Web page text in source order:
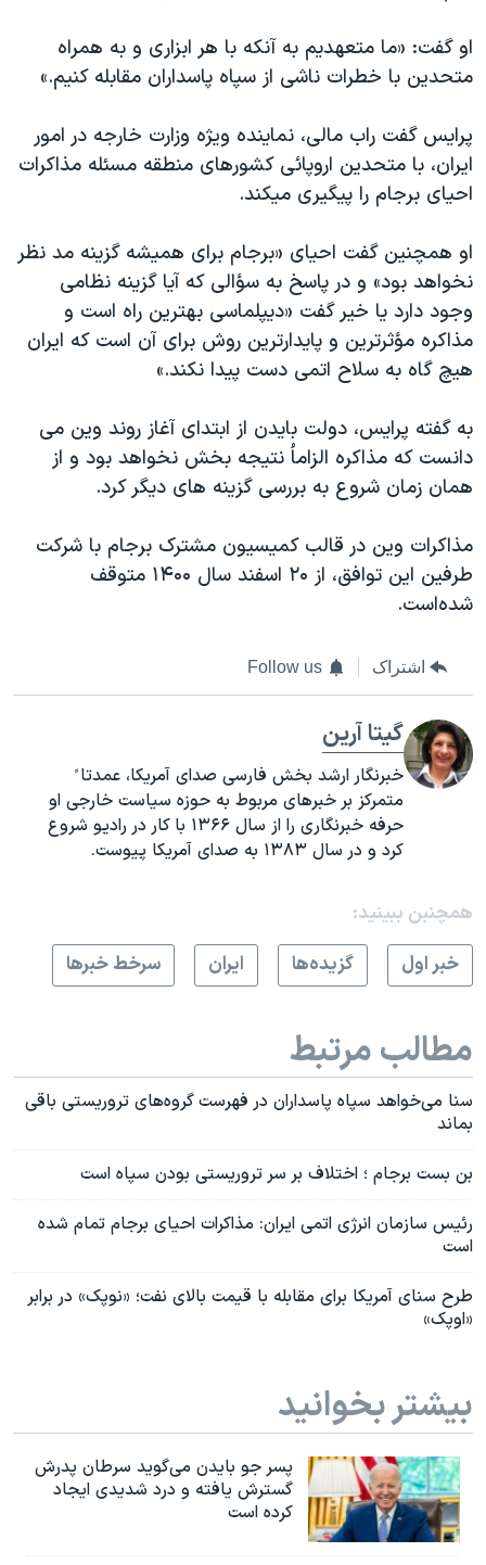
او گفت: «ما متعهدیم به آنکه با هر ابزاری و به همراه
متحدین با خطرات ناشی از سپاه پاسداران مقابله کنیم.»
پرایس گفت راب مالی، نماینده ویژه وزارت خارجه در امور
ایران، با متحدین اروپائی کشورهای منطقه مسئله مذاکرات
احیای برجام را پیگیری میکند.
او همچنین گفت احیای «برجام برای همیشه گزینه مد نظر
نخواهد بود» و در پاسخ به سؤالی که آیا گزینه نظامی
وجود دارد یا خیر گفت «دیپلماسی بهترین راه است و
مذاکره مؤثرترین و پایدارترین روش برای آن است که ایران
هیچ گاه به سلاح اتمی دست پیدا نکند.»
به گفته پرایس، دولت بایدن از ابتدای آغاز روند وین می
دانست که مذاکره الزاماُ نتیجه بخش نخواهد بود و از
همان زمان شروع به بررسی گزینه های دیگر کرد.
مذاکرات وین در قالب کمیسیون مشترک برجام با شرکت
طرفین این توافق، از ۲۰ اسفند سال ۱۴۰۰ متوقف
شده‌است.
اشتراک Follow us
گیتا آرین
خبرنگار ارشد بخش فارسی صدای آمریکا، عمدتا ً
متمرکز بر خبرهای مربوط به حوزه سیاست خارجی او
حرفه خبرنگاری را از سال ۱۳۶۶ با کار در رادیو شروع
کرد و در سال ۱۳۸۳ به صدای آمریکا پیوست
.
همچنبن ببینید:
خبر اول
گزيده‌ها ايران سرخط خبرها
مطالب مرتبط
سنا می‌خواهد سپاه پاسداران در فهرست گروه‌های تروریستی باقی
بماند
بن ‌بست برجام ؛ اختلاف بر سر تروریستی بودن سپاه است
رئیس سازمان انرژی اتمی ایران: مذاکرات احیای برجام تمام شده
است
طرح سنای آمریکا برای مقابله با قیمت بالای نفت؛ «نوپک» در برابر
«اوپک»
بیشتر بخوانید
پسر جو بایدن می‌گوید سرطان پدرش
گسترش یافته و درد شدیدی ایجاد
کرده است